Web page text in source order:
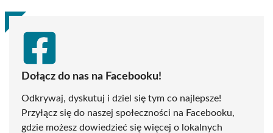
Dołącz do nas na Facebooku!
Odkrywaj, dyskutuj i dziel się tym co najlepsze!
Przyłącz się do naszej społeczności na Facebooku,
gdzie możesz dowiedzieć się więcej o lokalnych